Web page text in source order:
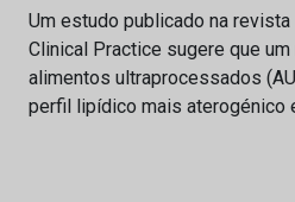
Um estudo publicado na
Clinical Practice sugere que
alimentos ultraprocessados
perfil lipídico mais aterogénico